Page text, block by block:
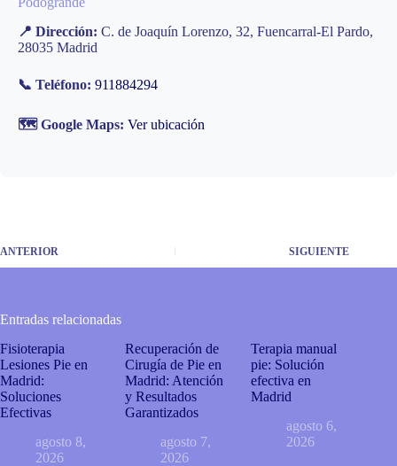
📍 Dirección: C. de Joaquín Lorenzo, 32, Fuencarral-El Pardo,
28035 Madrid
📞 Teléfono: 911884294
🗺️ Google Maps: Ver ubicación
ANTERIOR SIGUIENTE
Entradas relacionadas
Fisioterapia
Lesiones Pie en
Madrid:
Soluciones
Efectivas
agosto 8,
2026
Recuperación de
Cirugía de Pie en
Madrid: Atención
y Resultados
Garantizados
agosto 7,
2026
Terapia manual
pie: Solución
efectiva en
Madrid
agosto 6,
2026